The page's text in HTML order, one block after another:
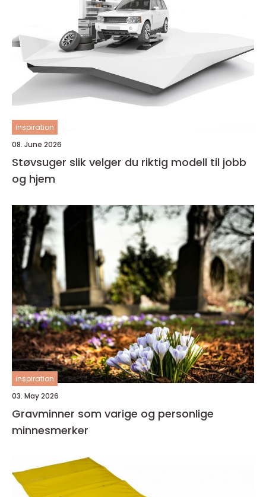
inspiration
08. June 2026
Støvsuger slik velger du riktig modell til jobb
og hjem
inspiration
03. May 2026
Gravminner som varige og personlige
minnesmerker